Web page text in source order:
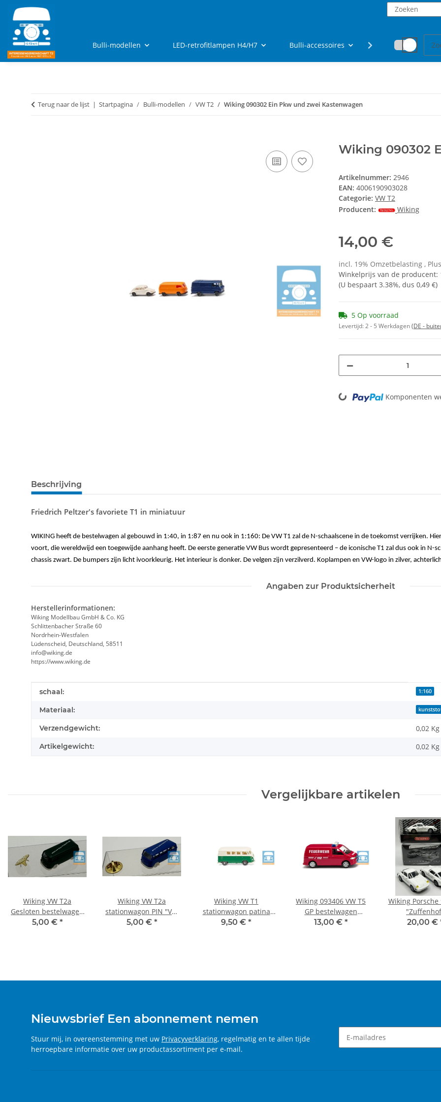
Bulli-modellen LED-retrofitlampen H4/H7 Bulli-accessoires fanartikelen
Terug naar de lijst Startpagina Bulli-modellen VW T2 Wiking 090302 Ein Pkw und zwei Kastenwagen
Wiking 090302
Artikelnummer: 2946
EAN: 4006190903028
Categorie: VW T2
Producent:
Wiking
14,00 €
incl. 19% Omzetbelasting ,
Winkelprijs van de producent:
(U bespaart 3.38%, dus 0,49 €)
5 Op voorraad
Levertijd:2 - 5 Werkdagen(DE -
Loading... Komponenten
Beschrijving
Friedrich Peltzer's favoriete T1 in miniatuur
WIKING heeft de bestelwagen al gebouwd in 1:40, in 1:87 en nu ook in 1:160: De VW T1 zal de N-schaalscene in de toekomst verrijken.
voort, die wereldwijd een toegewijde aanhang heeft. De eerste generatie VW Bus wordt gepresenteerd – de iconische T1 zal dus ook in N-
chassis zwart. De bumpers zijn licht ivoorkleurig. Het interieur is donker. De velgen zijn verzilverd. Koplampen en VW-logo in zilver,
Angaben zur Produktsicherheit
Herstellerinformationen:
Wiking Modellbau GmbH & Co. KG
Schlittenbacher Straße 60
Nordrhein-Westfalen
Lüdenscheid, Deutschland, 58511
info@wiking.de
https://www.wiking.de
#productDetails.itemInformation#
#productDetails.itemValue#
schaal: 1:160
Materiaal:
Verzendgewicht: 0,02 Kg
Artikelgewicht: 0,02 Kg
Vergelijkbare artikelen
Wiking VW T2a
Gesloten bestelwagen
PIN "VW Bus Museum"
5,00 € *
Wiking VW T2a
stationwagon PIN "VW
Bus Museum"
5,00 € *
Wiking VW T1
stationwagon patina
groen/parelwit 1:160
9,50 € *
Wiking 093406 VW T5
GP bestelwagen
brandweerwagen
13,00 € *
Wiking Porsche
20,00 €
Nieuwsbrief Een abonnement nemen
Stuur mij, in overeenstemming met uw Privacyverklaring, regelmatig en te allen tijde
herroepbare informatie over uw productassortiment per e-mail.